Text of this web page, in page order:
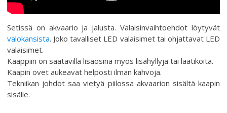
Setissä on akvaario ja jalusta. Valaisinvaihtoehdot löytyvät
valokansista. Joko tavalliset LED valaisimet tai ohjattavat LED
valaisimet.
Kaappiin on saatavilla lisäosina myös lisähyllyjä tai laatikoita.
Kaapin ovet aukeavat helposti ilman kahvoja.
Tekniikan johdot saa vietyä piilossa akvaarion sisältä kaapin
sisälle.